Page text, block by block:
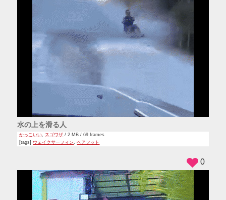
水の上を滑る人
かっこいい, スゴワザ / 2 MB / 69 frames
[tags] ウェイクサーフィン,ベアフット
0